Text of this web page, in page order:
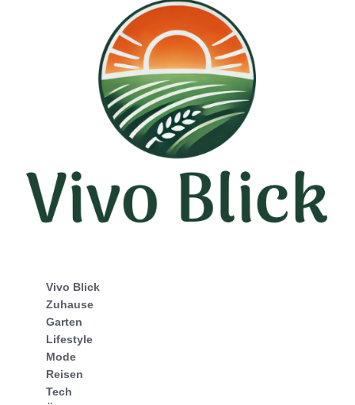
Vivo Blick
Zuhause
Garten
Lifestyle
Mode
Reisen
Tech